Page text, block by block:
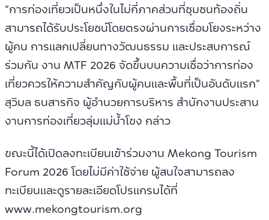
“การท่องเที่ยวเป็นหนึ่งในไม่กี่ภาคส่วนที่ชุมชนท้องถิ่น
สามารถได้รับประโยชน์โดยตรงผ่านการเชื่อมโยงระหว่าง
ผู้คน การแลกเปลี่ยนทางวัฒนธรรม และประสบการณ์
ร่วมกัน งาน MTF 2026 จัดขึ้นบนความเชื่อว่าการท่อง
เที่ยวควรให้ความสำคัญกับผู้คนและพื้นที่เป็นอันดับแรก”
สุวิมล ธนสารกิจ ผู้อำนวยการบริหาร สำนักงานประสาน
งานการท่องเที่ยวลุ่มแม่น้ำโขง กล่าว
ขณะนี้ได้เปิดลงทะเบียนเข้าร่วมงาน Mekong Tourism
Forum 2026 โดยไม่มีค่าใช้จ่าย ผู้สนใจสามารถลง
ทะเบียนและดูรายละเอียดโปรแกรมได้ที่
www.mekongtourism.org